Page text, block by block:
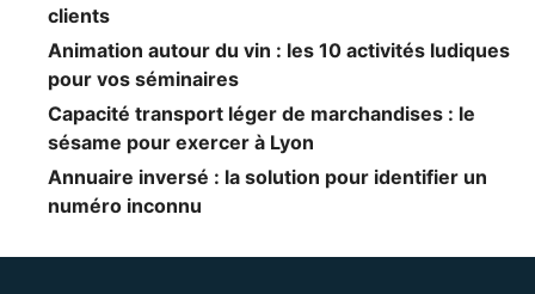
clients
Animation autour du vin : les 10 activités ludiques
pour vos séminaires
Capacité transport léger de marchandises : le
sésame pour exercer à Lyon
Annuaire inversé : la solution pour identifier un
numéro inconnu